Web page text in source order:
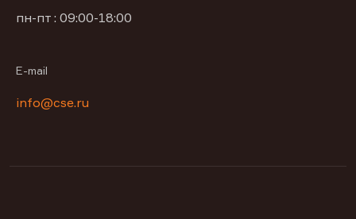
пн-пт : 09:00-18:00
E-mail
info@cse.ru